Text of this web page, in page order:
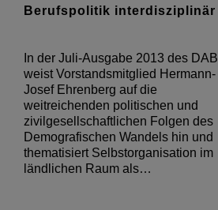
Berufspolitik interdisziplinär
In der Juli-Ausgabe 2013 des DAB
weist Vorstandsmitglied Hermann-
Josef Ehrenberg auf die
weitreichenden politischen und
zivilgesellschaftlichen Folgen des
Demografischen Wandels hin und
thematisiert Selbstorganisation im
ländlichen Raum als…